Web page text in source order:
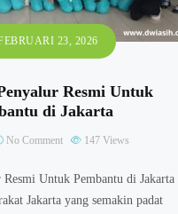
23, 2026
Resmi Untuk
di Jakarta
No Comment 147 Views
Resmi Untuk Pembantu di Jakarta
Jakarta yang semakin padat